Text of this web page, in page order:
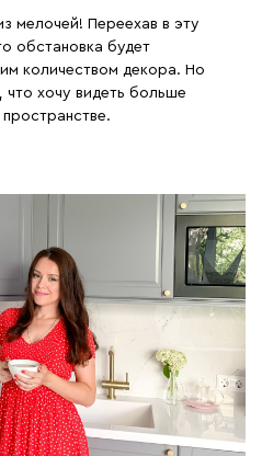
мелочей! Переехав в эту
обстановка будет
количеством декора. Но
что хочу видеть больше